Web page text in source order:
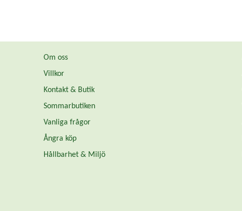
Om oss
Villkor
Kontakt & Butik
Sommarbutiken
Vanliga frågor
Ångra köp
Hållbarhet & Miljö